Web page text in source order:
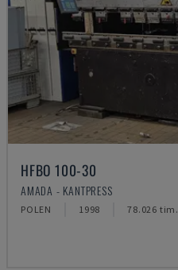
HFBO 100-30
AMADA - KANTPRESS
POLEN 1998 78.026 tim.